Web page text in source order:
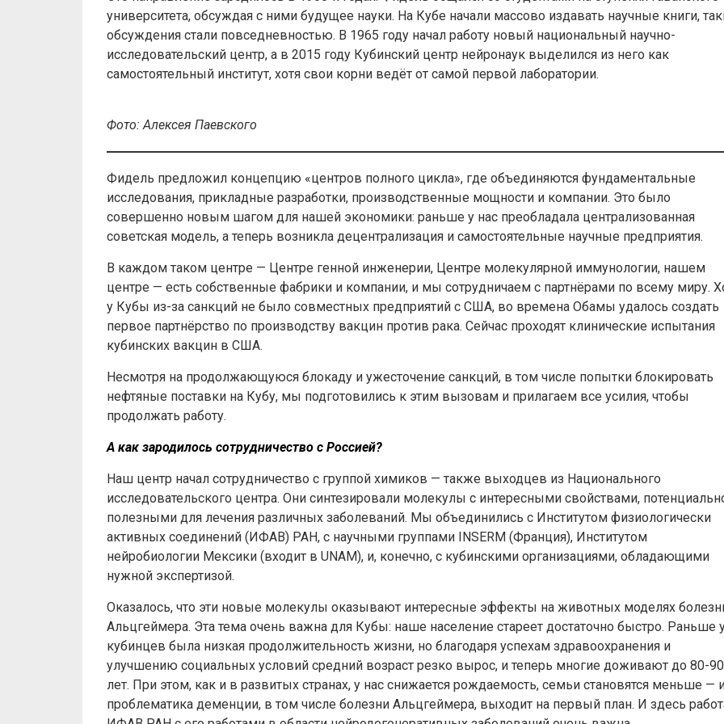
университета, обсуждая с ними будущее науки. На Кубе начали массово издавать научные книги,
обсуждения стали повседневностью. В 1965 году начал работу новый национальный научно-
исследовательский центр, а в 2015 году Кубинский центр нейронаук выделился из него как
самостоятельный институт, хотя свои корни ведёт от самой первой лаборатории.
Фото: Алексея Паевского
Фидель предложил концепцию «центров полного цикла», где объединяются фундаментальные
исследования, прикладные разработки, производственные мощности и компании. Это было
совершенно новым шагом для нашей экономики: раньше у нас преобладала централизованная
советская модель, а теперь возникла децентрализация и самостоятельные научные предприятия.
В каждом таком центре — Центре генной инженерии, Центре молекулярной иммунологии, нашем
центре — есть собственные фабрики и компании, и мы сотрудничаем с партнёрами по всему миру.
у Кубы из-за санкций не было совместных предприятий с США, во времена Обамы удалось создать
первое партнёрство по производству вакцин против рака. Сейчас проходят клинические испытания
кубинских вакцин в США.
Несмотря на продолжающуюся блокаду и ужесточение санкций, в том числе попытки блокировать
нефтяные поставки на Кубу, мы подготовились к этим вызовам и прилагаем все усилия, чтобы
продолжать работу.
А как зародилось сотрудничество с Россией?
Наш центр начал сотрудничество с группой химиков — также выходцев из Национального
исследовательского центра. Они синтезировали молекулы с интересными свойствами,
полезными для лечения различных заболеваний. Мы объединились с Институтом физиологически
активных соединений (ИФАВ) РАН, с научными группами INSERM (Франция), Институтом
нейробиологии Мексики (входит в UNAM), и, конечно, с кубинскими организациями, обладающими
нужной экспертизой.
Оказалось, что эти новые молекулы оказывают интересные эффекты на животных моделях
Альцгеймера. Эта тема очень важна для Кубы: наше население стареет достаточно быстро. Раньше
кубинцев была низкая продолжительность жизни, но благодаря успехам здравоохранения и
улучшению социальных условий средний возраст резко вырос, и теперь многие доживают до 80-90
лет. При этом, как и в развитых странах, у нас снижается рождаемость, семьи становятся меньше —
проблематика деменции, в том числе болезни Альцгеймера, выходит на первый план. И здесь